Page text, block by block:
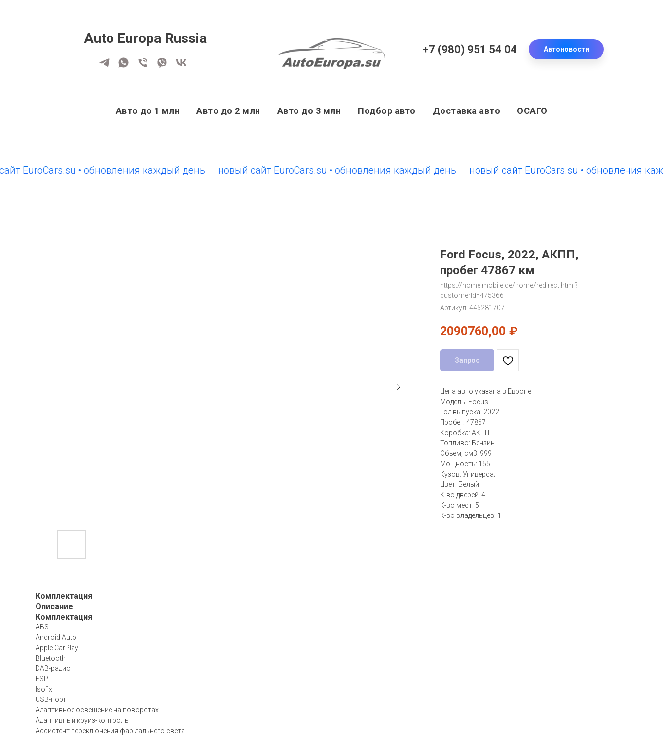
Auto Europa Russia
+7 (980) 951 54 04 Автоновости
Авто до 1 млн Авто до 2 млн Авто до 3 млн Подбор авто Доставка авто ОСАГО
• обновления каждый день новый сайт EuroCars.su • обновления каждый день новый сайт EuroCars.su • обновления каждый
Ford Focus, 2022, АКПП,
пробег 47867 км
https://home.mobile.de/home/redirect.html?
customerId=475366
Артикул: 445281707
2090760,00 ₽
Запрос
Цена авто указана в Европе
Модель: Focus
Год выпуска: 2022
Пробег: 47867
Коробка: АКПП
Топливо: Бензин
Объем, см3: 999
Мощность: 155
Кузов: Универсал
Цвет: Белый
К-во дверей: 4
К-во мест: 5
К-во владельцев: 1
Комплектация
Описание
Комплектация
ABS
Android Auto
Apple CarPlay
Bluetooth
DAB-радио
ESP
Isofix
USB-порт
Адаптивное освещение на поворотах
Адаптивный круиз-контроль
Ассистент переключения фар дальнего света